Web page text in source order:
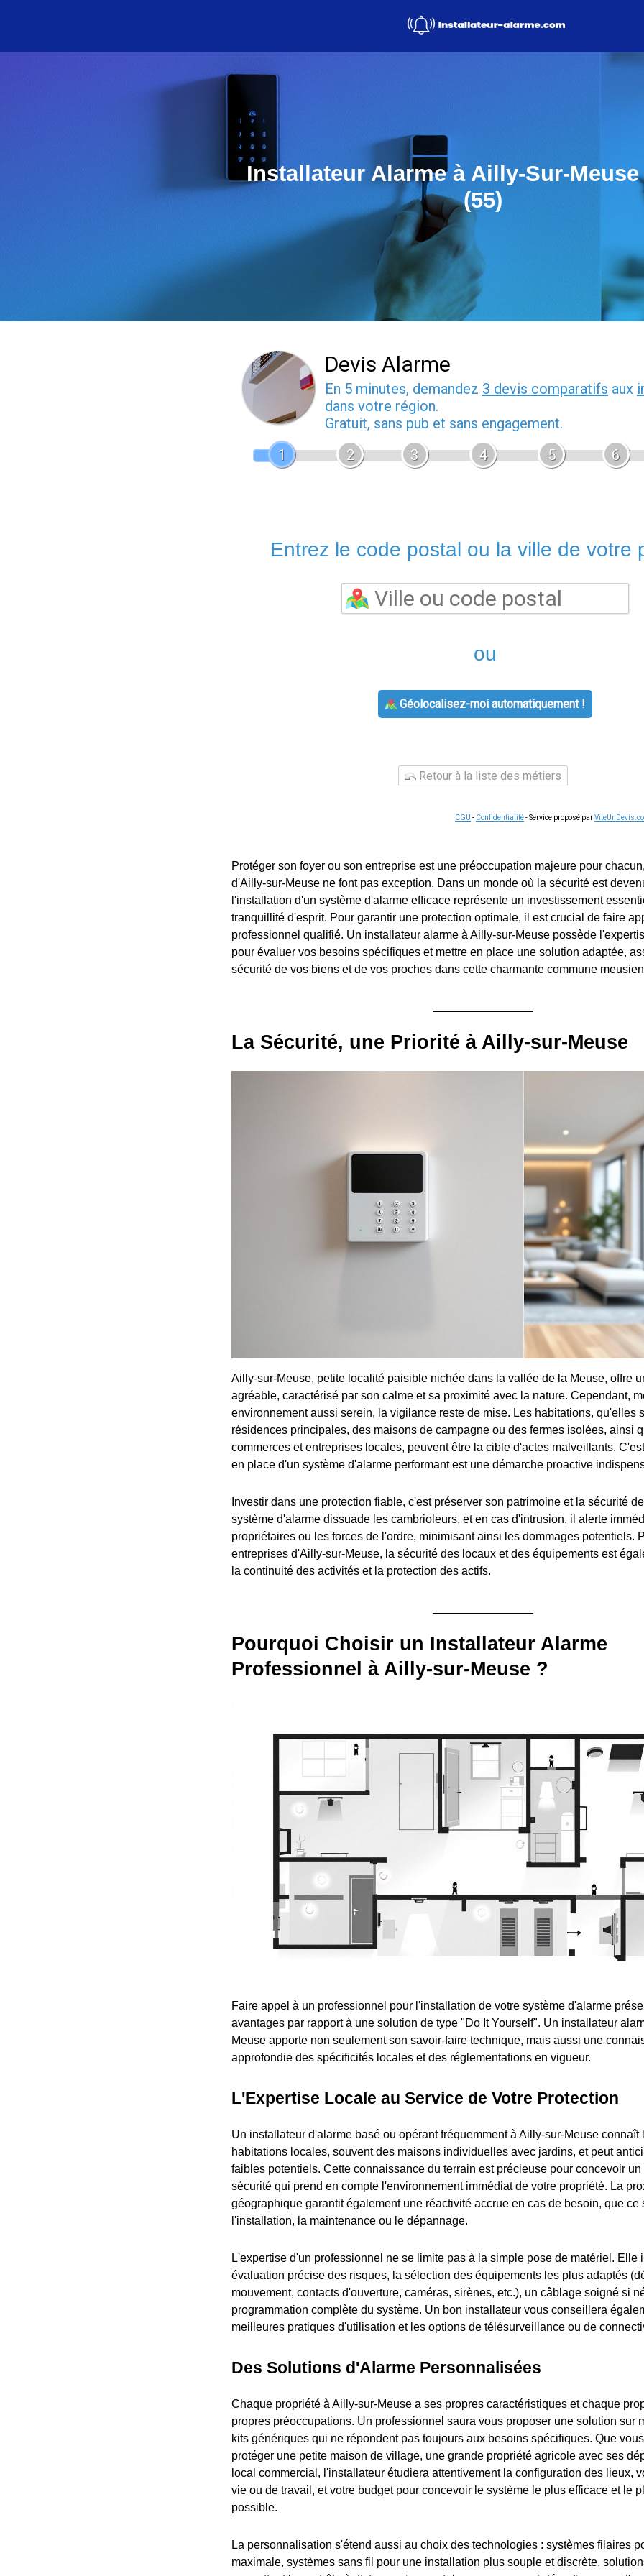
Installateur Alarme à Ailly-Sur-Meuse
(55)
Devis Alarme
En 5 minutes, demandez 3 devis comparatifs aux
dans votre région.
Gratuit, sans pub et sans engagement.
1
2 3 4 5 6
Entrez le code postal ou la ville de votre
ou
Géolocalisez-moi automatiquement !
Retour à la liste des métiers
CGU - Confidentialité- Service proposé par
Protéger son foyer ou son entreprise est une préoccupation majeure pour
d'Ailly-sur-Meuse ne font pas exception. Dans un monde où la sécurité est
l'installation d'un système d'alarme efficace représente un investissement
tranquillité d'esprit. Pour garantir une protection optimale, il est crucial de faire
professionnel qualifié. Un installateur alarme à Ailly-sur-Meuse possède
pour évaluer vos besoins spécifiques et mettre en place une solution adaptée,
sécurité de vos biens et de vos proches dans cette charmante commune
La Sécurité, une Priorité à Ailly-sur-Meuse
Ailly-sur-Meuse, petite localité paisible nichée dans la vallée de la Meuse, offre
agréable, caractérisé par son calme et sa proximité avec la nature. Cependant,
environnement aussi serein, la vigilance reste de mise. Les habitations, qu'elles
résidences principales, des maisons de campagne ou des fermes isolées, ainsi
commerces et entreprises locales, peuvent être la cible d'actes malveillants.
en place d'un système d'alarme performant est une démarche proactive
Investir dans une protection fiable, c'est préserver son patrimoine et la sécurité
système d'alarme dissuade les cambrioleurs, et en cas d'intrusion, il alerte
propriétaires ou les forces de l'ordre, minimisant ainsi les dommages potentiels.
entreprises d'Ailly-sur-Meuse, la sécurité des locaux et des équipements est
la continuité des activités et la protection des actifs.
Pourquoi Choisir un Installateur Alarme
Professionnel à Ailly-sur-Meuse ?
Faire appel à un professionnel pour l'installation de votre système d'alarme
avantages par rapport à une solution de type "Do It Yourself". Un installateur
Meuse apporte non seulement son savoir-faire technique, mais aussi une
approfondie des spécificités locales et des réglementations en vigueur.
L'Expertise Locale au Service de Votre Protection
Un installateur d'alarme basé ou opérant fréquemment à Ailly-sur-Meuse connaît
habitations locales, souvent des maisons individuelles avec jardins, et peut
faibles potentiels. Cette connaissance du terrain est précieuse pour concevoir un
sécurité qui prend en compte l'environnement immédiat de votre propriété. La
géographique garantit également une réactivité accrue en cas de besoin, que ce
l'installation, la maintenance ou le dépannage.
L'expertise d'un professionnel ne se limite pas à la simple pose de matériel. Elle
évaluation précise des risques, la sélection des équipements les plus adaptés
mouvement, contacts d'ouverture, caméras, sirènes, etc.), un câblage soigné si
programmation complète du système. Un bon installateur vous conseillera
meilleures pratiques d'utilisation et les options de télésurveillance ou de
Des Solutions d'Alarme Personnalisées
Chaque propriété à Ailly-sur-Meuse a ses propres caractéristiques et chaque
propres préoccupations. Un professionnel saura vous proposer une solution sur
kits génériques qui ne répondent pas toujours aux besoins spécifiques. Que
protéger une petite maison de village, une grande propriété agricole avec ses
local commercial, l'installateur étudiera attentivement la configuration des lieux,
vie ou de travail, et votre budget pour concevoir le système le plus efficace et le
possible.
La personnalisation s'étend aussi au choix des technologies : systèmes filaires
maximale, systèmes sans fil pour une installation plus souple et discrète,